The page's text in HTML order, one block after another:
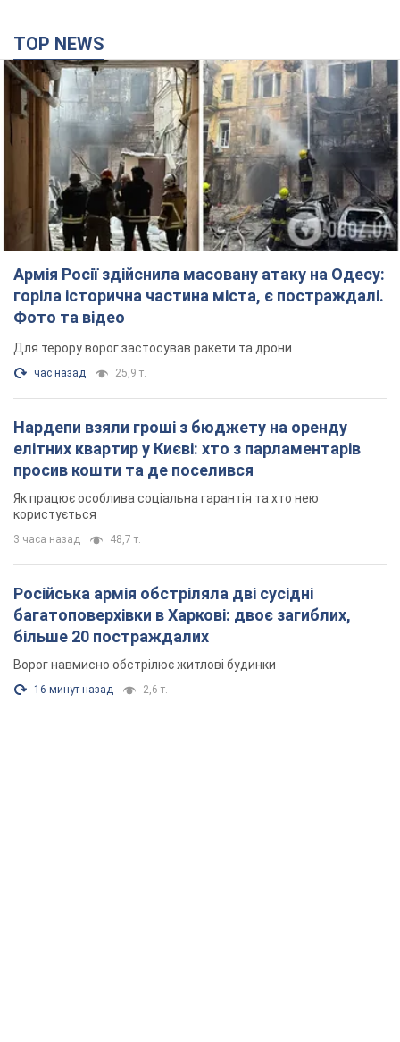
TOP NEWS
Армія Росії здійснила масовану атаку на Одесу:
горіла історична частина міста, є постраждалі.
Фото та відео
Для терору ворог застосував ракети та дрони
час назад 25,9 т.
Нардепи взяли гроші з бюджету на оренду
елітних квартир у Києві: хто з парламентарів
просив кошти та де поселився
Як працює особлива соціальна гарантія та хто нею
користується
3 часа назад 48,7 т.
Російська армія обстріляла дві сусідні
багатоповерхівки в Харкові: двоє загиблих,
більше 20 постраждалих
Ворог навмисно обстрілює житлові будинки
16 минут назад 2,6 т.